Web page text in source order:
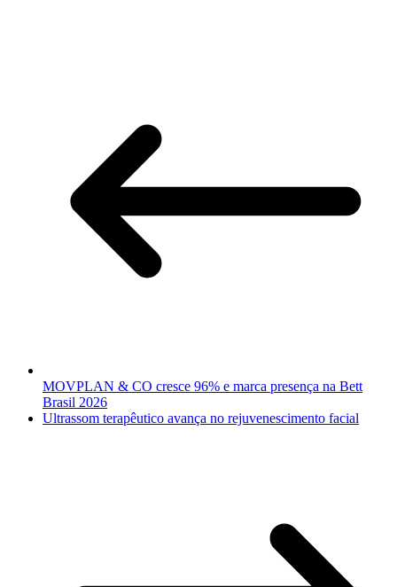
MOVPLAN & CO cresce 96% e marca presença na Bett
Brasil 2026
Ultrassom terapêutico avança no rejuvenescimento facial